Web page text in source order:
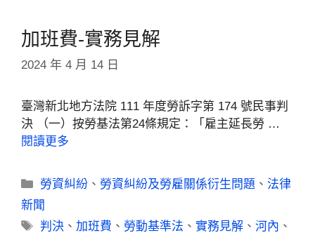
加班費-實務見解
2024 年 4 月 14 日
臺灣新北地方法院 111 年度勞訴字第 174 號民事判
決 （一）按勞基法第24條規定：「雇主延長勞 …
閱讀更多
勞資糾紛 、 勞資糾紛及勞雇關係衍生問題 、 法律
新聞
判決 、加班費 、 勞動基準法 、實務見解 、河內 、